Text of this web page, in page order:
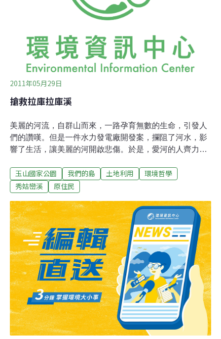
2011年05月29日
搶救拉庫拉庫溪
美麗的河流，自群山而來，一路孕育無數的生命，引發人
們的讚嘆。但是一件水力發電廠開發案，攔阻了河水，影
響了生活，讓美麗的河開啟悲傷。於是，愛河的人齊力搶
庫溪，發源自中央山脈，一路交纏著瓦拉米步道，注入秀
姑巒溪，它是台灣東部山區的重要水系，孕育無數的物種
只有流水知道」，形容這條美麗的溪流，許多生態研究
者，也驚豔拉庫拉庫溪的豐富生態。但是，美麗的溪流面
臨浩劫，因為台電將在拉庫拉庫溪，建造鹿鳴水力發電
廠。鹿鳴水力發電廠設置的位置，位於玉山國家公園南安
遊客中心附近，關心開發的環保人士，走入河床上的設置
壩址，實際瞭解發電廠的開發計畫。鹿鳴水力發電廠規劃
每小時2288千瓦的發電量，在河床上設置六公尺高堰堤攔
水，再以管線引到下游發電廠發電。台電宣稱，這是符合
再生能源的川流式發電，但是築壩攔河的方式，不同
玉山國家公園 我們的島 土地利用
環境哲學
秀姑巒溪
原住民